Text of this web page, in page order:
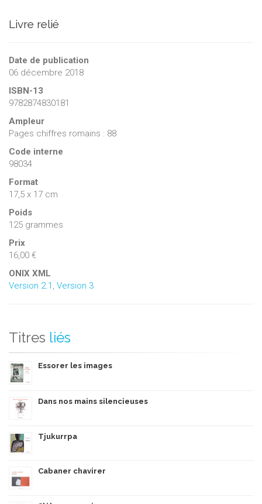
Livre relié
Date de publication
06 décembre 2018
ISBN-13
9782874830181
Ampleur
Pages chiffres romains : 88
Code interne
98034
Format
17,5 x 17 cm
Poids
125 grammes
Prix
16,00 €
ONIX XML
Version 2.1 , Version 3
Titres liés
Essorer les images
Dans nos mains silencieuses
Tjukurrpa
Cabaner chavirer